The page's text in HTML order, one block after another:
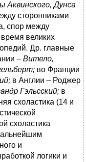
Аквинского, Дунса
сторонниками
спор между
великих
Др. главные
– Витело,
во Франции
в Англии – Роджер
Гэльсский; в
схоластика (14 и
схоластика
и
логики и